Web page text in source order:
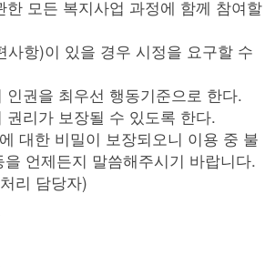
한 모든 복지사업 과정에 함께 참여할
사항)이 있을 경우 시정을 요구할 수
권을 최우선 행동기준으로 한다.
리가 보장될 수 있도록 한다.
대한 비밀이 보장되오니 이용 중 불
언제든지 말씀해주시기 바랍니다.
리 담당자)